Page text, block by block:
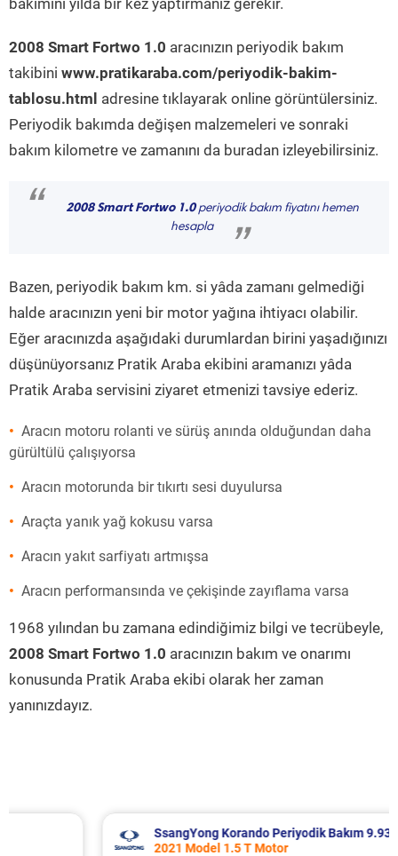
bakımını yılda bir kez yaptırmanız gerekir.
2008 Smart Fortwo 1.0 aracınızın periyodik bakım
takibini www.pratikaraba.com/periyodik-bakim-
tablosu.html adresine tıklayarak online görüntülersiniz.
Periyodik bakımda değişen malzemeleri ve sonraki
bakım kilometre ve zamanını da buradan izleyebilirsiniz.
“ 2008 Smart Fortwo 1.0periyodik bakım fiyatını hemen
hesapla
”
Bazen, periyodik bakım km. si yâda zamanı gelmediği
halde aracınızın yeni bir motor yağına ihtiyacı olabilir.
Eğer aracınızda aşağıdaki durumlardan birini yaşadığınızı
düşünüyorsanız Pratik Araba ekibini aramanızı yâda
Pratik Araba servisini ziyaret etmenizi tavsiye ederiz.
Aracın motoru rolanti ve sürüş anında olduğundan daha
gürültülü çalışıyorsa
Aracın motorunda bir tıkırtı sesi duyulursa
Araçta yanık yağ kokusu varsa
Aracın yakıt sarfiyatı artmışsa
Aracın performansında ve çekişinde zayıflama varsa
1968 yılından bu zamana edindiğimiz bilgi ve tecrübeyle,
2008 Smart Fortwo 1.0 aracınızın bakım ve onarımı
konusunda Pratik Araba ekibi olarak her zaman
yanınızdayız.
SsangYong Korando Periyodik Bakım 9.937 TL
2021 Model 1.5 T Motor